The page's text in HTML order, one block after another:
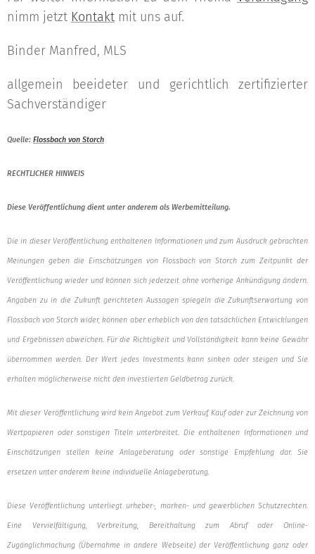
nimm jetzt Kontakt mit uns auf.
Binder Manfred, MLS
allgemein beeideter und gerichtlich zertifizierter
Sachverständiger
Quelle: Flossbach von Storch
RECHTLICHER HINWEIS
Diese Veröffentlichung dient unter anderem als Werbemitteilung.
Die in dieser Veröffentlichung enthaltenen Informationen und zum Ausdruck gebrachten
Meinungen geben die Einschätzungen von Flossbach von Storch zum Zeitpunkt der
Veröffentlichung wieder und können sich jederzeit ohne vorherige Ankündigung ändern.
Angaben zu in die Zukunft gerichteten Aussagen spiegeln die Zukunftserwartung von
Flossbach von Storch wider, können aber erheblich von den tatsächlichen Entwicklungen
und Ergebnissen abweichen. Für die Richtigkeit und Vollständigkeit kann keine Gewähr
übernommen werden. Der Wert jedes Investments kann sinken oder steigen und Sie
erhalten möglicherweise nicht den investierten Geldbetrag zurück.
Mit dieser Veröffentlichung wird kein Angebot zum Verkauf, Kauf oder zur Zeichnung von
Wertpapieren oder sonstigen Titeln unterbreitet. Die enthaltenen Informationen und
Einschätzungen stellen keine Anlageberatung oder sonstige Empfehlung dar. Sie
ersetzen unter anderem keine individuelle Anlageberatung.
Diese Veröffentlichung unterliegt urheber-, marken- und gewerblichen Schutzrechten.
Eine Vervielfältigung, Verbreitung, Bereithaltung zum Abruf oder Online-
Zugänglichmachung (Übernahme in andere Webseite) der Veröffentlichung ganz oder